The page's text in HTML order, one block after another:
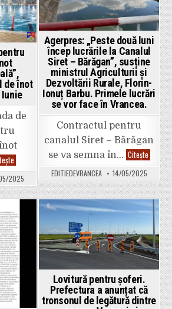
de înot
Iunie
de
Start
la
înscrieri
pentru
concursul
de
„Campion
în
școală”,
organizat
la
bazinul
de
înot
din
Focșani,
pe
1
Iunie
2025
in
Agerpres: „Peste două luni
încep lucrările la Canalul
Siret – Bărăgan”, susține
ministrul Agriculturii și
Dezvoltării Rurale, Florin-
Ionuț Barbu. Primele lucrări
se vor face în Vrancea.
Contractul pentru
canalul Siret – Bărăgan
se va semna în… Citește
„Peste
două
încep
lucrările
la
Canalul
Siret
–
susține
și
Rurale,
Florin-
Ionuț
Barbu.
EDITIEDEVRANCEA 14/05/2025
Posted
in
Lovitură pentru șoferi.
Prefectura a anunțat că
tronsonul de legătură dintre